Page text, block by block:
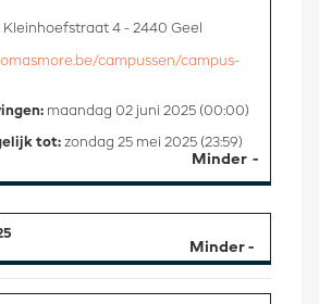
Minder
4 - 2440 Geel
campussen/campus-
maandag 02 juni 2025 (00:00)
tot: zondag 25 mei 2025 (23:59)